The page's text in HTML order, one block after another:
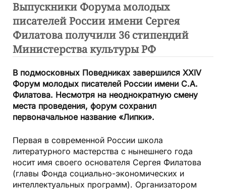
Выпускники Форума молодых
писателей России имени Сергея
Филатова получили 36 стипендий
Министерства культуры РФ
В подмосковных Поведниках завершился XXIV
Форум молодых писателей России имени С.А.
Филатова. Несмотря на неоднократную смену
места проведения, форум сохранил
первоначальное название «Липки».
Первая в современной России школа
литературного мастерства с нынешнего года
носит имя своего основателя Сергея Филатова
(главы Фонда социально-экономических и
интеллектуальных программ). Организатором